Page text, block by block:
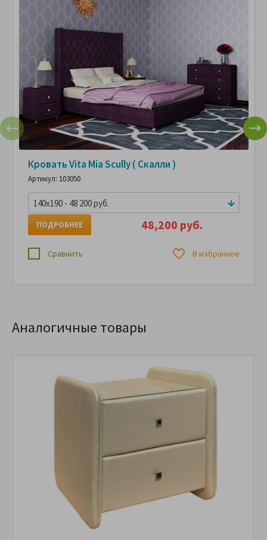
Кровать Vita Mia Scully ( Скалли )
Артикул: 103050
140x190 - 48 200 руб.
48,200 руб.
ПОДРОБНЕЕ
Сравнить В избранное
Аналогичные товары